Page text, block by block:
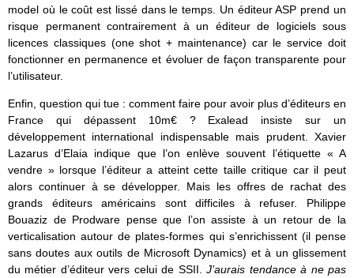
model où le coût est lissé dans le temps. Un éditeur ASP prend un
risque permanent contrairement à un éditeur de logiciels sous
licences classiques (one shot + maintenance) car le service doit
fonctionner en permanence et évoluer de façon transparente pour
l’utilisateur.
Enfin, question qui tue : comment faire pour avoir plus d’éditeurs en
France qui dépassent 10m€ ? Exalead insiste sur un
développement international indispensable mais prudent. Xavier
Lazarus d’Elaia indique que l’on enlève souvent l’étiquette « A
vendre » lorsque l’éditeur a atteint cette taille critique car il peut
alors continuer à se développer. Mais les offres de rachat des
grands éditeurs américains sont difficiles à refuser. Philippe
Bouaziz de Prodware pense que l’on assiste à un retour de la
verticalisation autour de plates-formes qui s’enrichissent (il pense
sans doutes aux outils de Microsoft Dynamics) et à un glissement
du métier d’éditeur vers celui de SSII.J’aurais tendance à ne pas